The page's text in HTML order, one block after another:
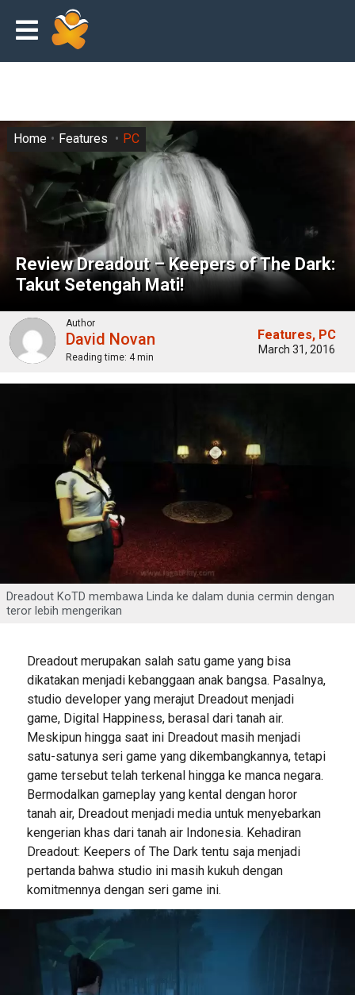
Review Dreadout – Keepers of The Dark:
Takut Setengah Mati!
Home Features PC
Author
David Novan
Reading time: 4 min
Features PC
March 31, 2016
Dreadout KoTD membawa Linda ke dalam dunia cermin dengan
teror lebih mengerikan
Dreadout merupakan salah satu game yang bisa
dikatakan menjadi kebanggaan anak bangsa. Pasalnya,
studio developer yang merajut Dreadout menjadi
game, Digital Happiness, berasal dari tanah air.
Meskipun hingga saat ini Dreadout masih menjadi
satu-satunya seri game yang dikembangkannya, tetapi
game tersebut telah terkenal hingga ke manca negara.
Bermodalkan gameplay yang kental dengan horor
tanah air, Dreadout menjadi media untuk menyebarkan
kengerian khas dari tanah air Indonesia. Kehadiran
Dreadout: Keepers of The Dark tentu saja menjadi
pertanda bahwa studio ini masih kukuh dengan
komitmennya dengan seri game ini.